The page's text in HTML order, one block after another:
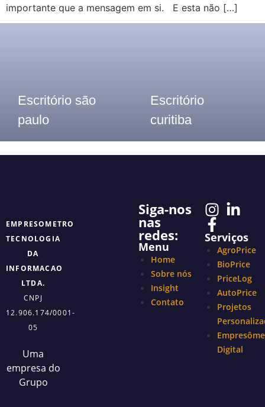
importante que a mensagem em si. E esta não […]
Escritório são
paulo
Escritório
curitiba
EMPRESOMETRO
TECNOLOGIA
DA
INFORMACAO
LTDA.
CNPJ
12.906.174/0001-
05
Uma
empresa do
Grupo
Siga-nos
nas
redes:
Menu
Home
Sobre nós
Insight
Contato
Serviços
AgroPrice
BioPrice
PriceLog
AutoPrice
Projetos
Digital